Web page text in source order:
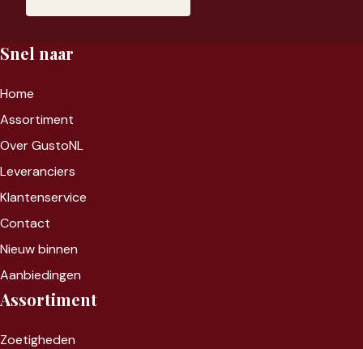
Snel naar
Home
Assortiment
Over GustoNL
Leveranciers
Klantenservice
Contact
Nieuw binnen
Aanbiedingen
Assortiment
Zoetigheden